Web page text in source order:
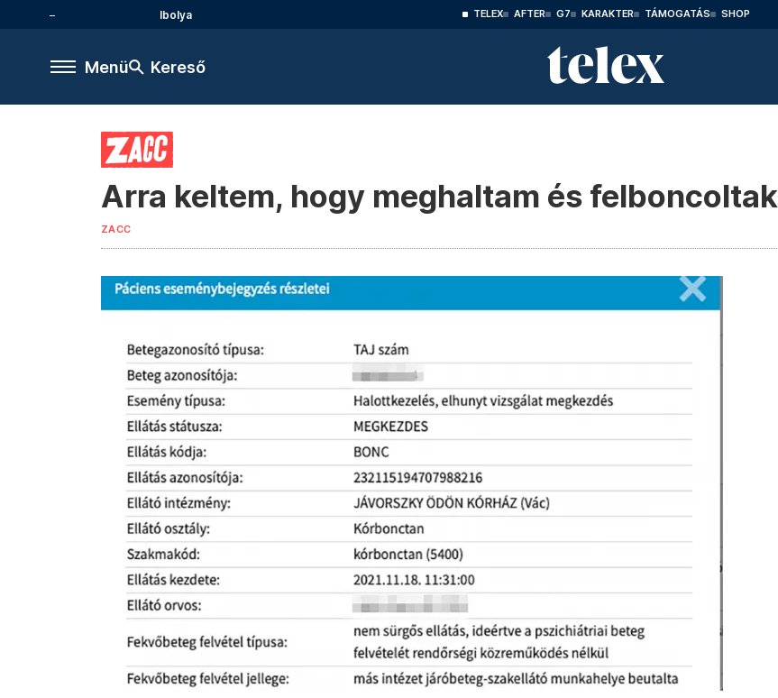
Ibolya TELEX AFTER G7 KARAKTER TÁMOGATÁS SHOP
Menü Kereső
Arra keltem, hogy meghaltam és felboncoltak
ZACC